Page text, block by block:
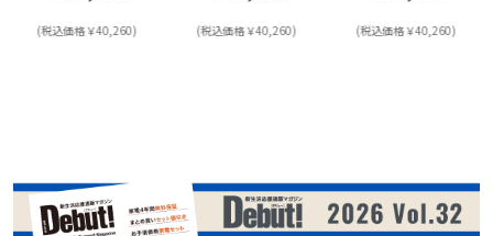
(税込価格￥40,260) (税込価格￥40,260) (税込価格￥40,260)